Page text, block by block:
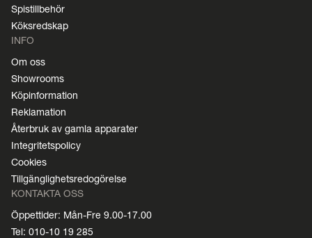
Spistillbehör
Köksredskap
INFO
Om oss
Showrooms
Köpinformation
Reklamation
Återbruk av gamla apparater
Integritetspolicy
Cookies
Tillgänglighetsredogörelse
KONTAKTA OSS
Öppettider: Mån-Fre 9.00-17.00
Tel: 010-10 19 285